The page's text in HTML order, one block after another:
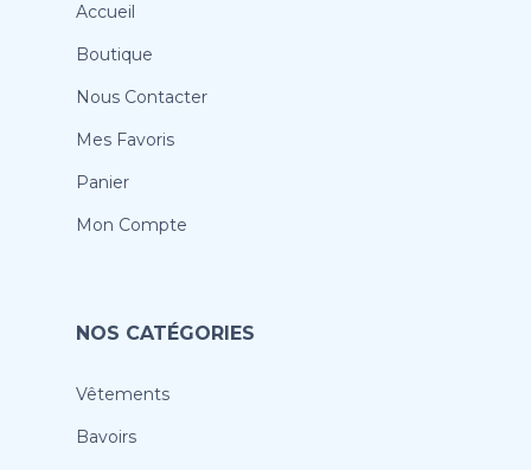
Accueil
Boutique
Nous Contacter
Mes Favoris
Panier
Mon Compte
NOS CATÉGORIES
Vêtements
Bavoirs